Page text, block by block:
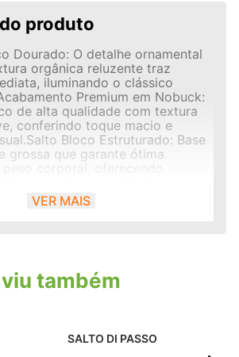
produto
Dourado: O detalhe ornamental
orgânica reluzente traz
iluminando o clássico
Premium em Nobuck:
de alta qualidade com textura
conferindo toque macio e
Bloco Estruturado: Base
grossa que garante ótima
corporal, oferecendo
Tira fina no tornozelo com fivela
de níveis ajustáveis,
VER MAIS
também